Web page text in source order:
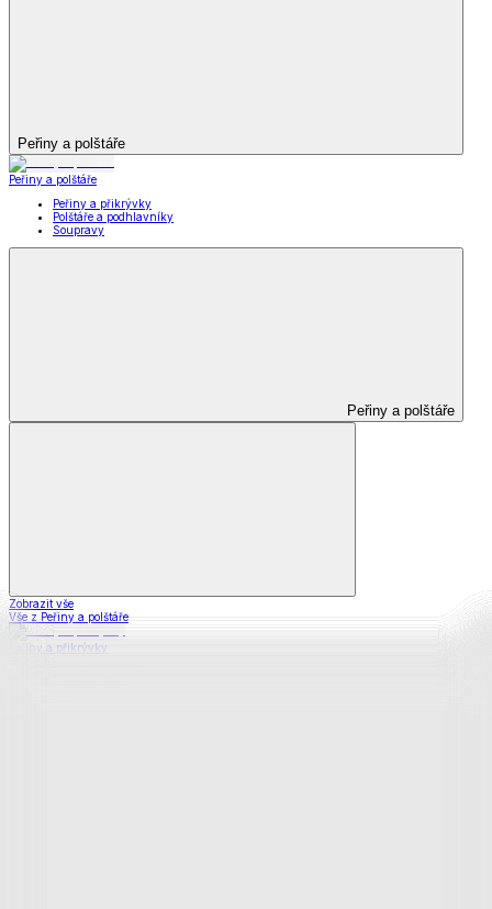
Peřiny a polštáře
Peřiny a polštáře
Peřiny a přikrývky
Polštáře a podhlavníky
Soupravy
Peřiny a polštáře
Zobrazit vše
Vše z Peřiny a polštáře
Peřiny a přikrývky